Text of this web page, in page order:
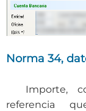
Norma 34,
Importe,
referencia